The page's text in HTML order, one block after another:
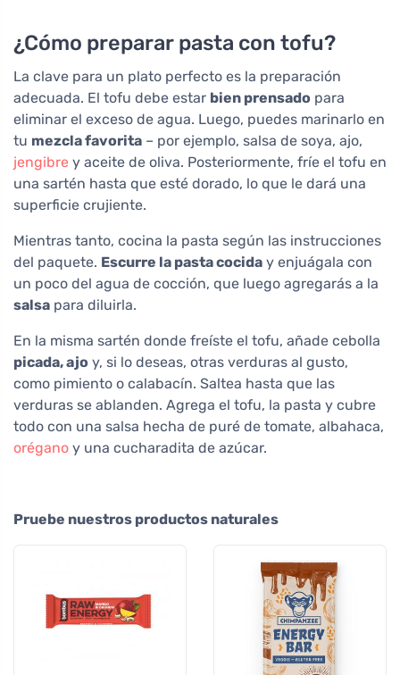
¿Cómo preparar pasta con tofu?
La clave para un plato perfecto es la preparación
adecuada. El tofu debe estar bien prensado para
eliminar el exceso de agua. Luego, puedes marinarlo en
tu mezcla favorita – por ejemplo, salsa de soya, ajo,
jengibre y aceite de oliva. Posteriormente, fríe el tofu en
una sartén hasta que esté dorado, lo que le dará una
superficie crujiente.
Mientras tanto, cocina la pasta según las instrucciones
del paquete. Escurre la pasta cocida y enjuágala con
un poco del agua de cocción, que luego agregarás a la
salsa para diluirla.
En la misma sartén donde freíste el tofu, añade cebolla
picada, ajo y, si lo deseas, otras verduras al gusto,
como pimiento o calabacín. Saltea hasta que las
verduras se ablanden. Agrega el tofu, la pasta y cubre
todo con una salsa hecha de puré de tomate, albahaca,
orégano y una cucharadita de azúcar.
Pruebe nuestros productos naturales